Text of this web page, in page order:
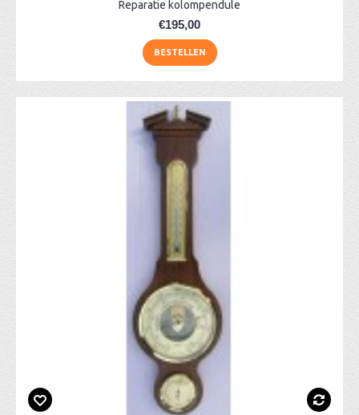
Reparatie kolompendule
€195,00
BESTELLEN